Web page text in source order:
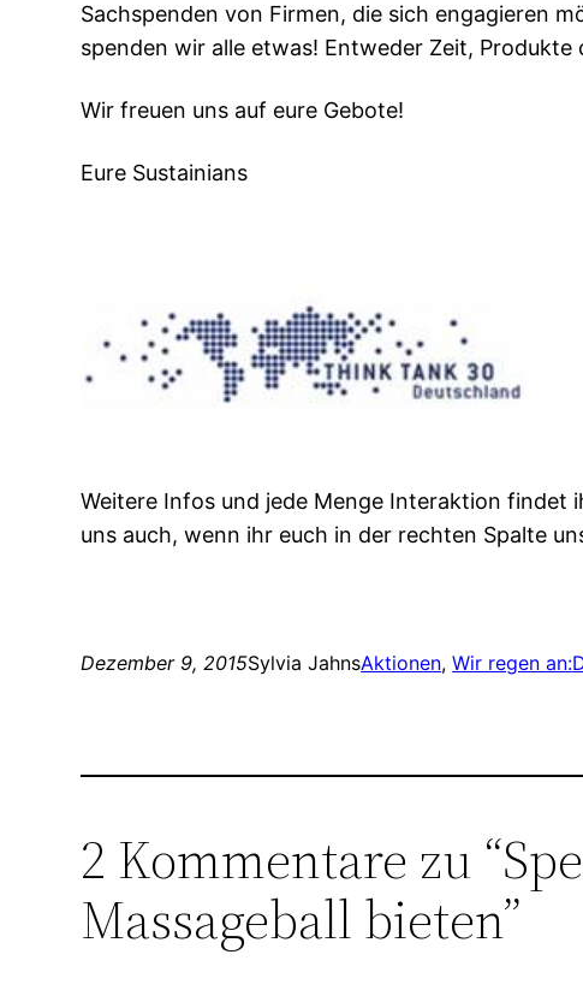
Sachspenden von Firmen, die sich engagieren
spenden wir alle etwas! Entweder Zeit, Produkte
Wir freuen uns auf eure Gebote!
Eure Sustainians
Weitere Infos und jede Menge Interaktion findet
uns auch, wenn ihr euch in der rechten Spalte
Dezember 9, 2015Sylvia JahnsAktionen, Wir regen an:
2 Kommentare zu
Massageball bieten”